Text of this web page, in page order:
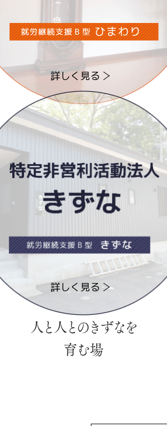
詳しく見る
詳しく見る
人と人とのきずなを
育む場